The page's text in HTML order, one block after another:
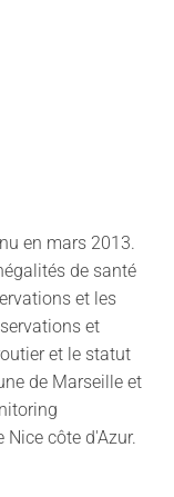
en mars 2013.
de santé
et les
et
et le statut
de Marseille et
côte d'Azur.